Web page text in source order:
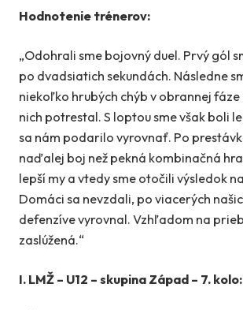
Hodnotenie trénerov:
„Odohrali sme bojovný duel. Prvý gól
po dvadsiatich sekundách. Následne
niekoľko hrubých chýb v obrannej fáze
nich potrestal. S loptou sme však boli
sa nám podarilo vyrovnať. Po
naďalej boj než pekná kombinačná
lepší my a vtedy sme otočili výsledok
Domáci sa nevzdali, po viacerých
defenzíve vyrovnal. Vzhľadom na
zaslúžená.“
I. LMŽ – U12 – skupina Západ – 7. kolo: